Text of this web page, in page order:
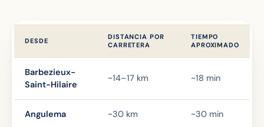
DESDE
DISTANCIA POR
CARRETERA
TIEMPO
APROXIMADO
Barbezieux-
Saint-Hilaire
~14–17 km ~18 min
Angulema ~30 km ~30 min